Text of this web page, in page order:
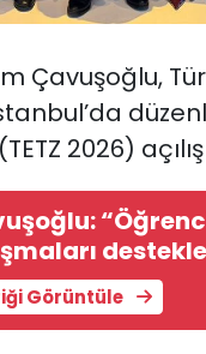
Çavuşoğlu,
2026)
Görüntüle